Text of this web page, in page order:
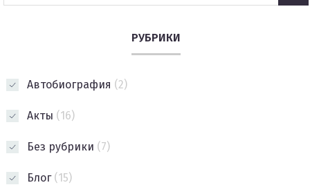
РУБРИКИ
Автобиография (2)
Акты (16)
Без рубрики (7)
Блог(15)